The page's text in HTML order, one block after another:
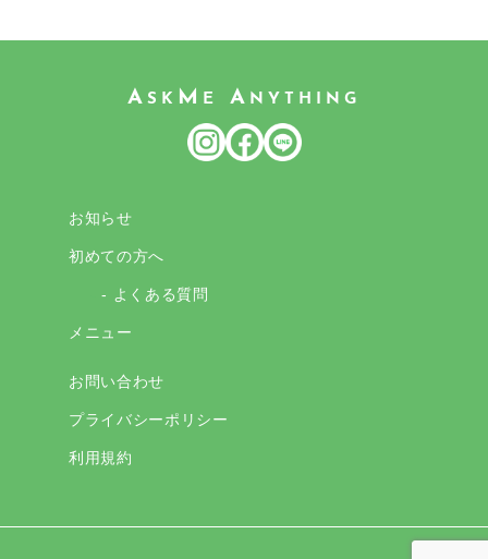
A SK M E A NYTHING
お知らせ
初めての方へ
- よくある質問
メニュー
お問い合わせ
プライバシーポリシー
利用規約